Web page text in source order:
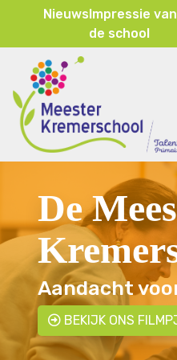
NieuwsImpressie van
de school
Home
Onze school
Ons onderwijs
Inspraak &
Contact
De
Aandacht
BEKIJK ONS